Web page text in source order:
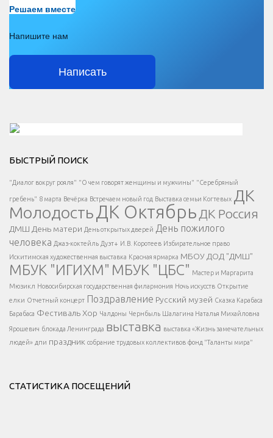
Решаем вместе
Напишите нам
Написать
Есть вопрос?
Напишите нам
</span >
Написать
</button >
</div >
</div > </div >
БЫСТРЫЙ ПОИСК
"Диалог вокруг рояля" "О чем говорят женщины и мужчины" "Серебряный
гребень" 8 марта Вечёрка Встречаем новый год Выставка семьи Когтевых ДК
МолодостьДК Октябрь ДК Россия
ДМШ День матери День открытых дверей День пожилого
человека Джаз-коктейль Дуэт+ И.В. Коротеев Избирательное право
Искитимская художественная выставка Красная ярмарка МБОУ ДОД "ДМШ"
МБУК "ИГИХМ" МБУК "ЦБС" Мастер и Маргарита
Мюзикл Новосибирская государственная филармония Ночь искусств Открытие
елки Отчетный концерт Поздравление Русский музей Сказка Карабаса
Барабаса Фестиваль Хор Чалдоны Чернбыль Шалагина Наталья Михайловна
Ярошевич блокада Ленинграда выставка выставка «Жизнь замечательных
людей» дпи праздник собрание трудовых коллективов фонд "Таланты мира"
СТАТИСТИКА ПОСЕЩЕНИЙ